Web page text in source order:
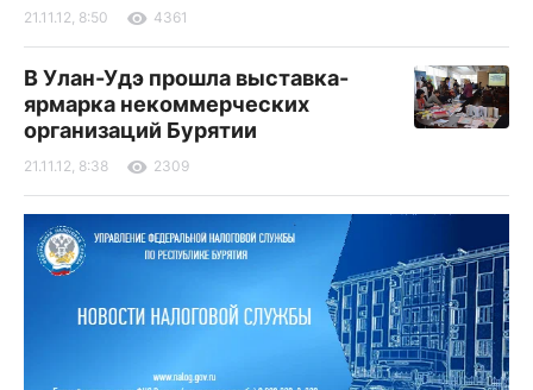
21.11.12, 8:50 4361
В Улан-Удэ прошла выставка-
ярмарка некоммерческих
организаций Бурятии
21.11.12, 8:38 2309